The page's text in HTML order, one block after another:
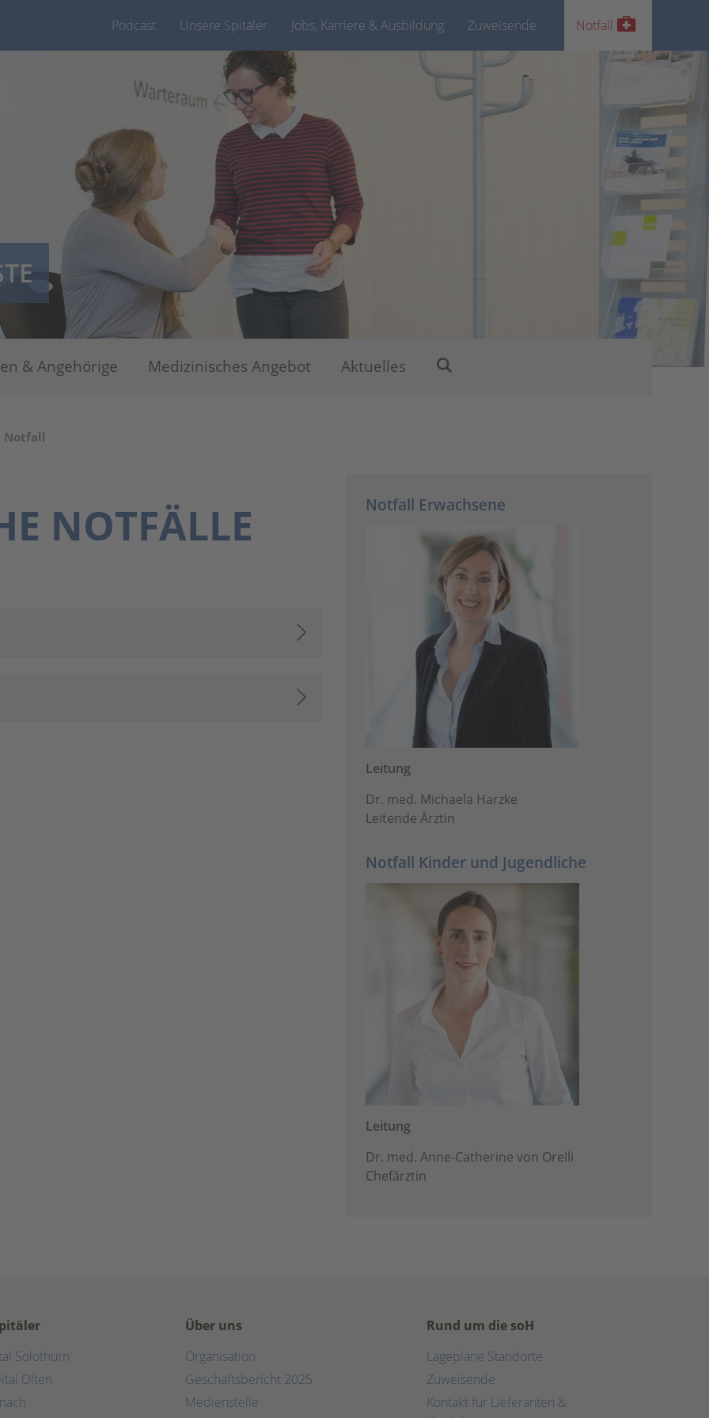
Podcast Unsere Spitäler Jobs, Karriere & Ausbildung Zuweisende Notfall
& Angehörige Medizinisches Angebot Aktuelles
Notfall
NOTFÄLLE Notfall Erwachsene
Leitung
Dr. med. Michaela Harzke
Leitende Ärztin
Notfall Kinder und Jugendliche
Leitung
Dr. med. Anne-Catherine von Orelli
Chefärztin
Solothurn
Olten
Über uns
Organisation
Geschäftsbericht 2025
Medienstelle
Rund um die soH
Lagepläne Standorte
Zuweisende
Kontakt für Lieferanten &